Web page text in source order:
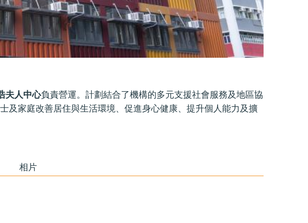
夫人中心負責營運。計劃結合了機構的多元支援社會服務及地區協
及家庭改善居住與生活環境、促進身心健康、提升個人能力及擴
相片